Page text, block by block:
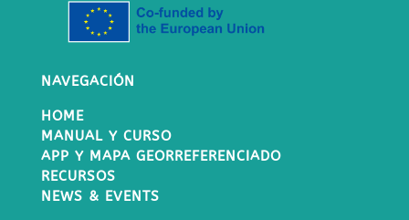
NAVEGACIÓN
HOME
MANUAL Y CURSO
APP Y MAPA GEORREFERENCIADO
RECURSOS
NEWS & EVENTS